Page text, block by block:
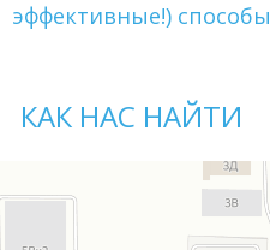
эффективные!) способы
КАК НАС НАЙТИ